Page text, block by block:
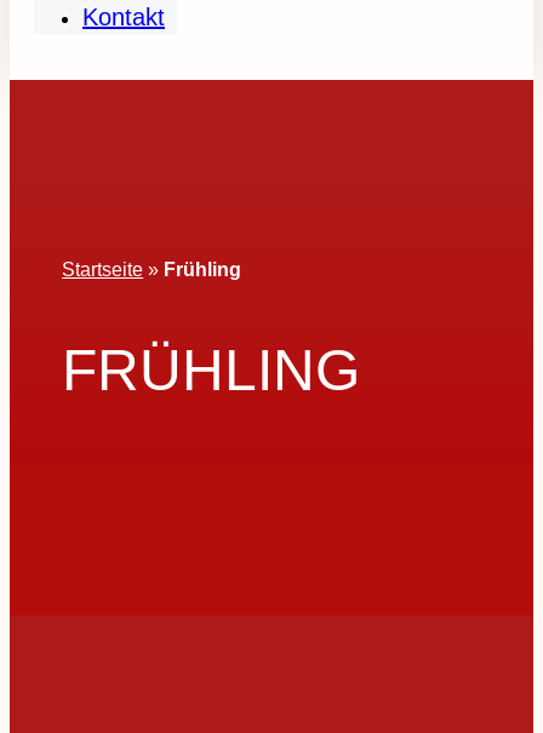
Kontakt
Startseite » Frühling
FRÜHLING